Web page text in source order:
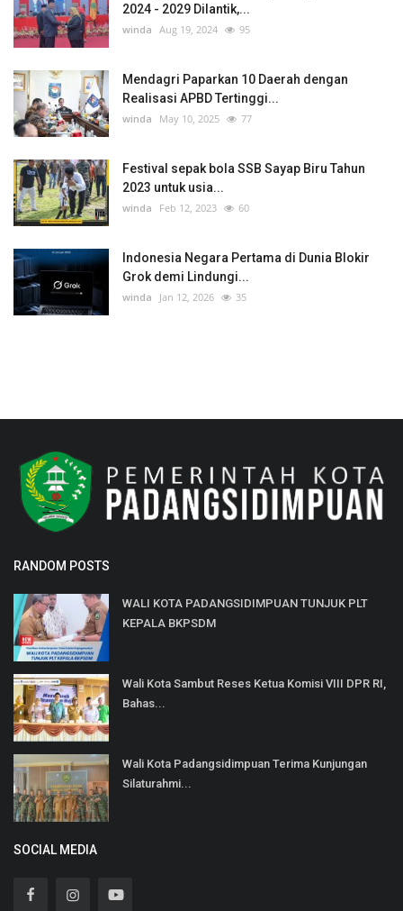
2024 - 2029 Dilantik,...
winda Aug 19, 2024 95
Mendagri Paparkan 10 Daerah dengan
Realisasi APBD Tertinggi...
winda May 10, 2025 77
Festival sepak bola SSB Sayap Biru Tahun
2023 untuk usia...
winda Feb 12, 2023 60
Indonesia Negara Pertama di Dunia Blokir
Grok demi Lindungi...
winda Jan 12, 2026 35
RANDOM POSTS
WALI KOTA PADANGSIDIMPUAN TUNJUK PLT
KEPALA BKPSDM
Wali Kota Sambut Reses Ketua Komisi VIII DPR RI,
Bahas...
Wali Kota Padangsidimpuan Terima Kunjungan
Silaturahmi...
SOCIAL MEDIA